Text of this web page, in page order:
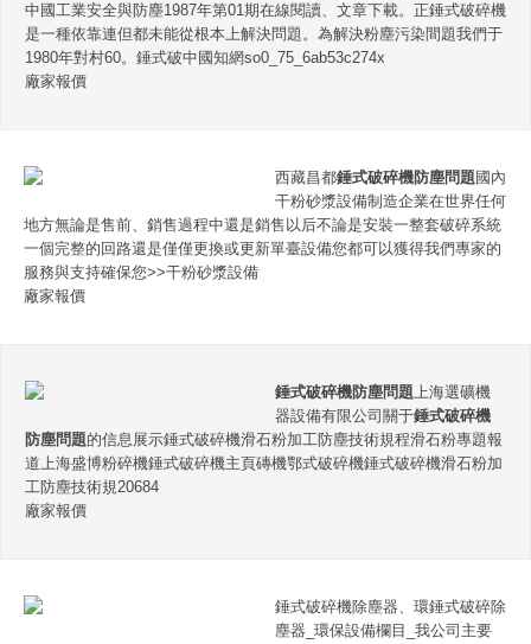
中國工業安全與防塵1987年第01期在線閱讀、文章下載。正錘式破碎機
是一種依靠連但都未能從根本上解決問題。為解決粉塵污染間題我們于
1980年對村60。錘式破中國知網so0_75_6ab53c274x
廠家報價
西藏昌都錘式破碎機防塵問題 國內
干粉砂漿設備制造企業在世界任何
地方無論是售前、銷售過程中還是銷售以后不論是安裝一整套破碎系統
一個完整的回路還是僅僅更換或更新單臺設備您都可以獲得我們專家的
服務與支持確保您>>干粉砂漿設備
廠家報價
錘式破碎機防塵問題上海選礦機
器設備有限公司關于錘式破碎機
防塵問題的信息展示錘式破碎機滑石粉加工防塵技術規程滑石粉專題報
道上海盛博粉碎機錘式破碎機主頁磚機鄂式破碎機錘式破碎機滑石粉加
工防塵技術規20684
廠家報價
錘式破碎機除塵器、環錘式破碎除
塵器_環保設備欄目_我公司主要